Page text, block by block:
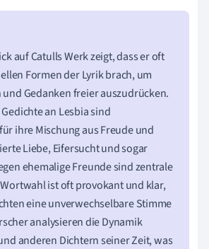
auf Catulls Werk zeigt, dass er oft
Formen der Lyrik brach, um
Gedanken freier auszudrücken.
an Lesbia sind
ihre Mischung aus Freude und
Liebe, Eifersucht und sogar
ehemalige Freunde sind zentrale
ist oft provokant und klar,
eine unverwechselbare Stimme
analysieren die Dynamik
anderen Dichtern seiner Zeit, was